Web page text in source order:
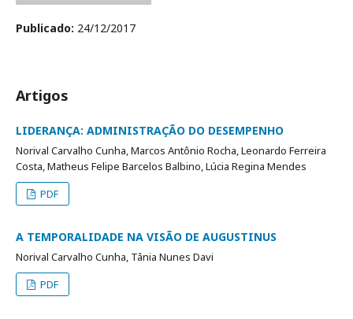
Publicado: 24/12/2017
Artigos
LIDERANÇA: ADMINISTRAÇÃO DO DESEMPENHO
Norival Carvalho Cunha, Marcos Antônio Rocha, Leonardo Ferreira
Costa, Matheus Felipe Barcelos Balbino, Lúcia Regina Mendes
PDF
A TEMPORALIDADE NA VISÃO DE AUGUSTINUS
Norival Carvalho Cunha, Tânia Nunes Davi
PDF